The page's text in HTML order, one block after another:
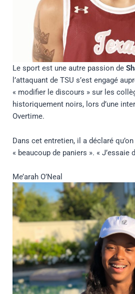
Le sport est une autre passion de
l’attaquant de TSU s’est engagé
« modifier le discours » sur les
historiquement noirs, lors d’une
Overtime.
Dans cet entretien, il a déclaré
« beaucoup de paniers ». « J’essaie
Me’arah O’Neal